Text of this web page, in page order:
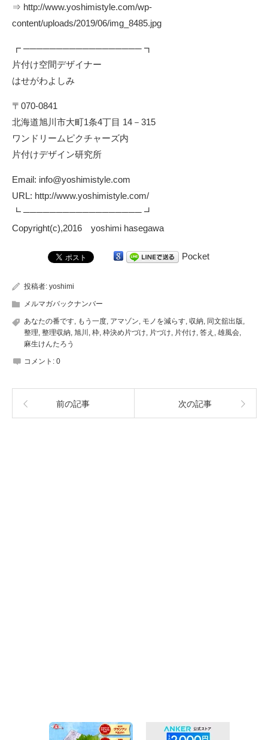
⇒ http://www.yoshimistyle.com/wp-
content/uploads/2019/06/img_8485.jpg
┏ ────────────────── ┓
片付け空間デザイナー
はせがわよしみ
〒070-0841
北海道旭川市大町1条4丁目 14－315
ワンドリームピクチャーズ内
片付けデザイン研究所
Email: info@yoshimistyle.com
URL: http://www.yoshimistyle.com/
┗ ────────────────── ┛
Copyright(c),2016 yoshimi hasegawa
Pocket
投稿者: yoshimi
メルマガバックナンバー
あなたの番です もう一度 アマゾン モノを減らす 収納 同文舘出版
整理 整理収納 旭川 枠 枠決め片づけ 片づけ 片付け 答え 雄風会
麻生けんたろう
コメント: 0
前の記事 次の記事